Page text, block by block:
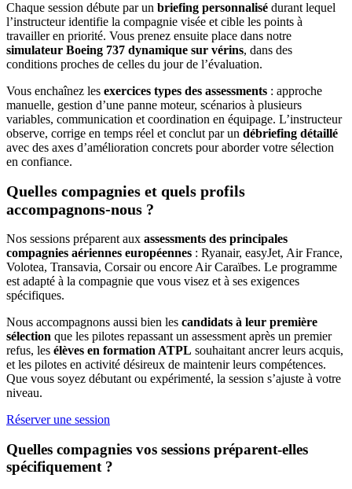
Chaque session débute par un briefing personnalisé durant lequel
l’instructeur identifie la compagnie visée et cible les points à
travailler en priorité. Vous prenez ensuite place dans notre
simulateur Boeing 737 dynamique sur vérins, dans des
conditions proches de celles du jour de l’évaluation.
Vous enchaînez les exercices types des assessments : approche
manuelle, gestion d’une panne moteur, scénarios à plusieurs
variables, communication et coordination en équipage. L’instructeur
observe, corrige en temps réel et conclut par un débriefing détaillé
avec des axes d’amélioration concrets pour aborder votre sélection
en confiance.
Quelles compagnies et quels profils
accompagnons-nous ?
Nos sessions préparent aux assessments des principales
compagnies aériennes européennes : Ryanair, easyJet, Air France,
Volotea, Transavia, Corsair ou encore Air Caraïbes. Le programme
est adapté à la compagnie que vous visez et à ses exigences
spécifiques.
Nous accompagnons aussi bien les candidats à leur première
sélection que les pilotes repassant un assessment après un premier
refus, les élèves en formation ATPL souhaitant ancrer leurs acquis,
et les pilotes en activité désireux de maintenir leurs compétences.
Que vous soyez débutant ou expérimenté, la session s’ajuste à votre
niveau.
Réserver une session
Quelles compagnies vos sessions préparent-elles
spécifiquement ?